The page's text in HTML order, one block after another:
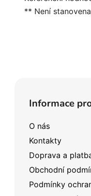
** Není
Informace
O nás
Kontakty
Doprava a
Obchodní
Podmínky